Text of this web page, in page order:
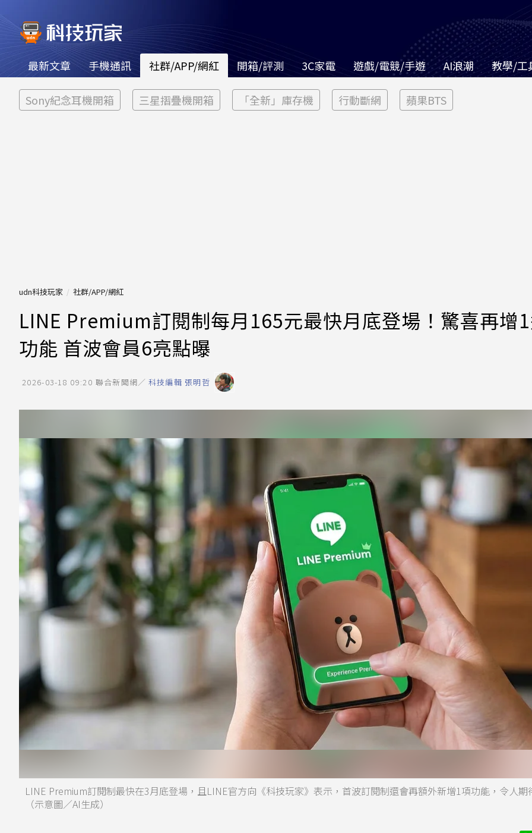
最新文章 手機通訊 社群/APP/網紅 開箱/評測 3C家電 遊戲/電競/手遊 AI浪潮 教學/工
Sony紀念耳機開箱 三星摺疊機開箱 「全新」庫存機 行動斷網 蘋果BTS
udn科技玩家 社群/APP/網紅
LINE Premium訂閱制每月165元最快月底登場！驚喜再增
功能 首波會員6亮點曝
2026-03-18 09:20 聯合新聞網／ 科技編輯 張明哲
LINE Premium訂閱制最快在3月底登場，且LINE官方向《科技玩家》表示，首波訂閱制還會再額外新增1項功能，令人期
（示意圖／AI生成）